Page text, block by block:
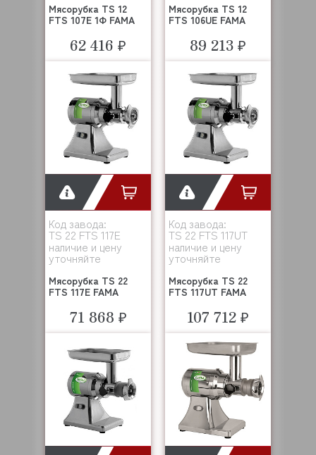
Мясорубка TS 12
FTS 107E 1Ф FAMA
62 416 ₽
Мясорубка TS 12
FTS 106UE FAMA
89 213 ₽
Код завода:
TS 22 FTS 117E
наличие и цену
уточняйте
Мясорубка TS 22
FTS 117E FAMA
71 868 ₽
Код завода:
TS 22 FTS 117UT
наличие и цену
уточняйте
Мясорубка TS 22
FTS 117UT FAMA
107 712 ₽